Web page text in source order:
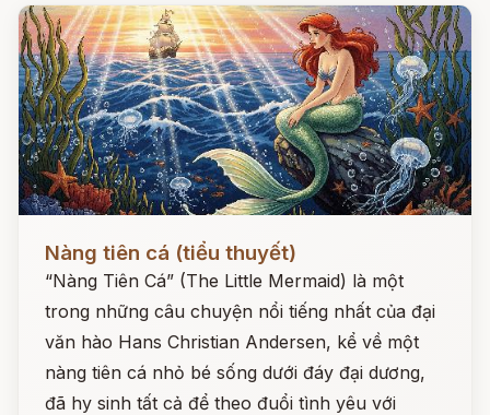
Nàng tiên cá (tiểu thuyết)
“Nàng Tiên Cá” (The Little Mermaid) là một
trong những câu chuyện nổi tiếng nhất của đại
văn hào Hans Christian Andersen, kể về một
nàng tiên cá nhỏ bé sống dưới đáy đại dương,
đã hy sinh tất cả để theo đuổi tình yêu với